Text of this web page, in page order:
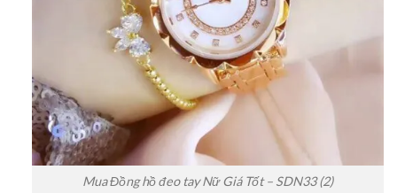
Mua Đồng hồ đeo tay Nữ Giá Tốt – SDN33 (2)